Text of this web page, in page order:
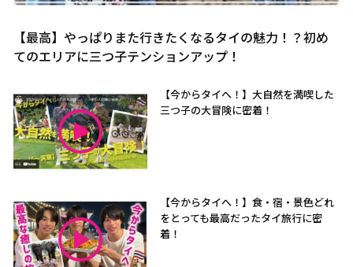
【最高】やっぱりまた行きたくなるタイの魅力！？初め
てのエリアに三つ子テンションアップ！
【今からタイへ！】大自然を満喫した
三つ子の大冒険に密着！
【今からタイへ！】食・宿・景色どれ
をとっても最高だったタイ旅行に密
着！